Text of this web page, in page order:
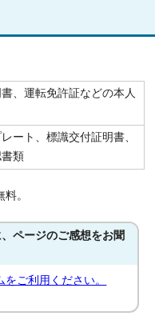
、運転免許証などの本人
ート、標識交付証明書、
類
。
ページのご感想をお聞
ご利用ください。